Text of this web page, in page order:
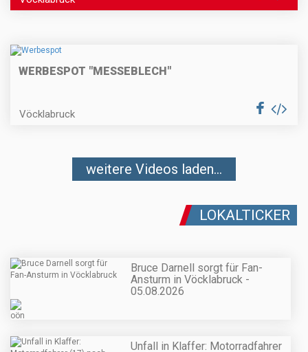
WERBESPOT "MESSEBLECH"
Vöcklabruck
weitere Videos laden...
LOKALTICKER
Bruce Darnell sorgt für Fan-
Ansturm in Vöcklabruck -
05.08.2026
Unfall in Klaffer: Motorradfahrer